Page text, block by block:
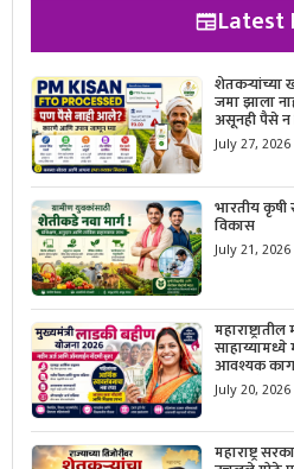
Latest
शेतकऱ्यांच्या
जमा झाला
असूनही पैसे न
सविस्तर
July 27, 2026
भारतीय
विकास
July 21, 2026
आवश्यक
सोपी प्रक्रिया
July 20, 2026
महाराष्ट्र